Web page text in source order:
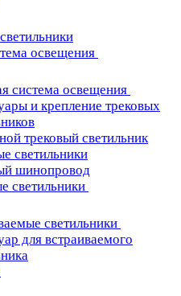
освещения
система освещения
и крепление трековых
трековый светильник
светильники
шинопровод
светильники
светильники
для встраиваемого